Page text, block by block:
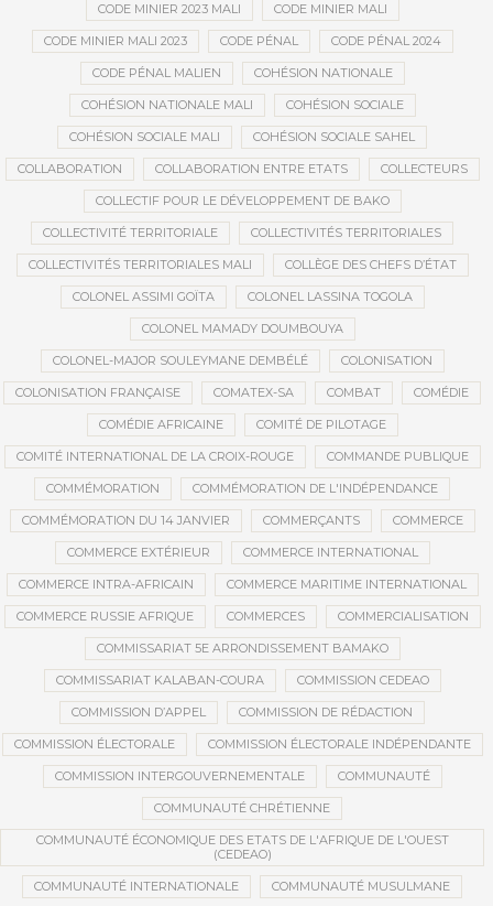
CODE MINIER 2023 MALI CODE MINIER MALI
CODE MINIER MALI 2023 CODE PÉNAL CODE PÉNAL 2024
CODE PÉNAL MALIEN COHÉSION NATIONALE
COHÉSION NATIONALE MALI COHÉSION SOCIALE
COHÉSION SOCIALE MALI COHÉSION SOCIALE SAHEL
COLLABORATION COLLABORATION ENTRE ETATS COLLECTEURS
COLLECTIF POUR LE DÉVELOPPEMENT DE BAKO
COLLECTIVITÉ TERRITORIALE COLLECTIVITÉS TERRITORIALES
COLLECTIVITÉS TERRITORIALES MALI COLLÈGE DES CHEFS D’ÉTAT
COLONEL ASSIMI GOÏTA COLONEL LASSINA TOGOLA
COLONEL MAMADY DOUMBOUYA
COLONEL-MAJOR SOULEYMANE DEMBÉLÉ COLONISATION
COLONISATION FRANÇAISE COMATEX-SA COMBAT COMÉDIE
COMÉDIE AFRICAINE COMITÉ DE PILOTAGE
COMITÉ INTERNATIONAL DE LA CROIX-ROUGE COMMANDE PUBLIQUE
COMMÉMORATION COMMÉMORATION DE L'INDÉPENDANCE
COMMÉMORATION DU 14 JANVIER COMMERÇANTS COMMERCE
COMMERCE EXTÉRIEUR COMMERCE INTERNATIONAL
COMMERCE INTRA-AFRICAIN COMMERCE MARITIME INTERNATIONAL
COMMERCE RUSSIE AFRIQUE COMMERCES COMMERCIALISATION
COMMISSARIAT 5E ARRONDISSEMENT BAMAKO
COMMISSARIAT KALABAN-COURA COMMISSION CEDEAO
COMMISSION D’APPEL COMMISSION DE RÉDACTION
COMMISSION ÉLECTORALE COMMISSION ÉLECTORALE INDÉPENDANTE
COMMISSION INTERGOUVERNEMENTALE COMMUNAUTÉ
COMMUNAUTÉ CHRÉTIENNE
COMMUNAUTÉ ÉCONOMIQUE DES ETATS DE L'AFRIQUE DE L'OUEST
(CEDEAO)
COMMUNAUTÉ INTERNATIONALE COMMUNAUTÉ MUSULMANE